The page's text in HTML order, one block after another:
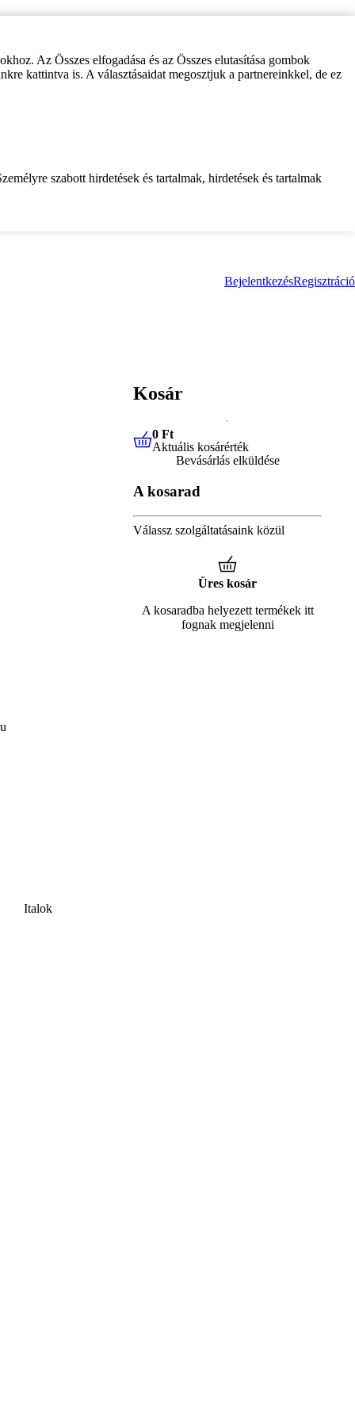
Az Összes elfogadása és az Összes elutasítása gombok
kattintva is. A választásaidat megosztjuk a partnereinkkel, de ez
szabott hirdetések és tartalmak, hirdetések és tartalmak
BejelentkezésRegisztráció
Italok
Kosár
0 FtAktuális kosárérték
0 Ft
Aktuális kosárérték
Bevásárlás elküldése
A kosarad
Válassz szolgáltatásaink közül
Üres kosár
A kosaradba helyezett termékek itt
fognak megjelenni